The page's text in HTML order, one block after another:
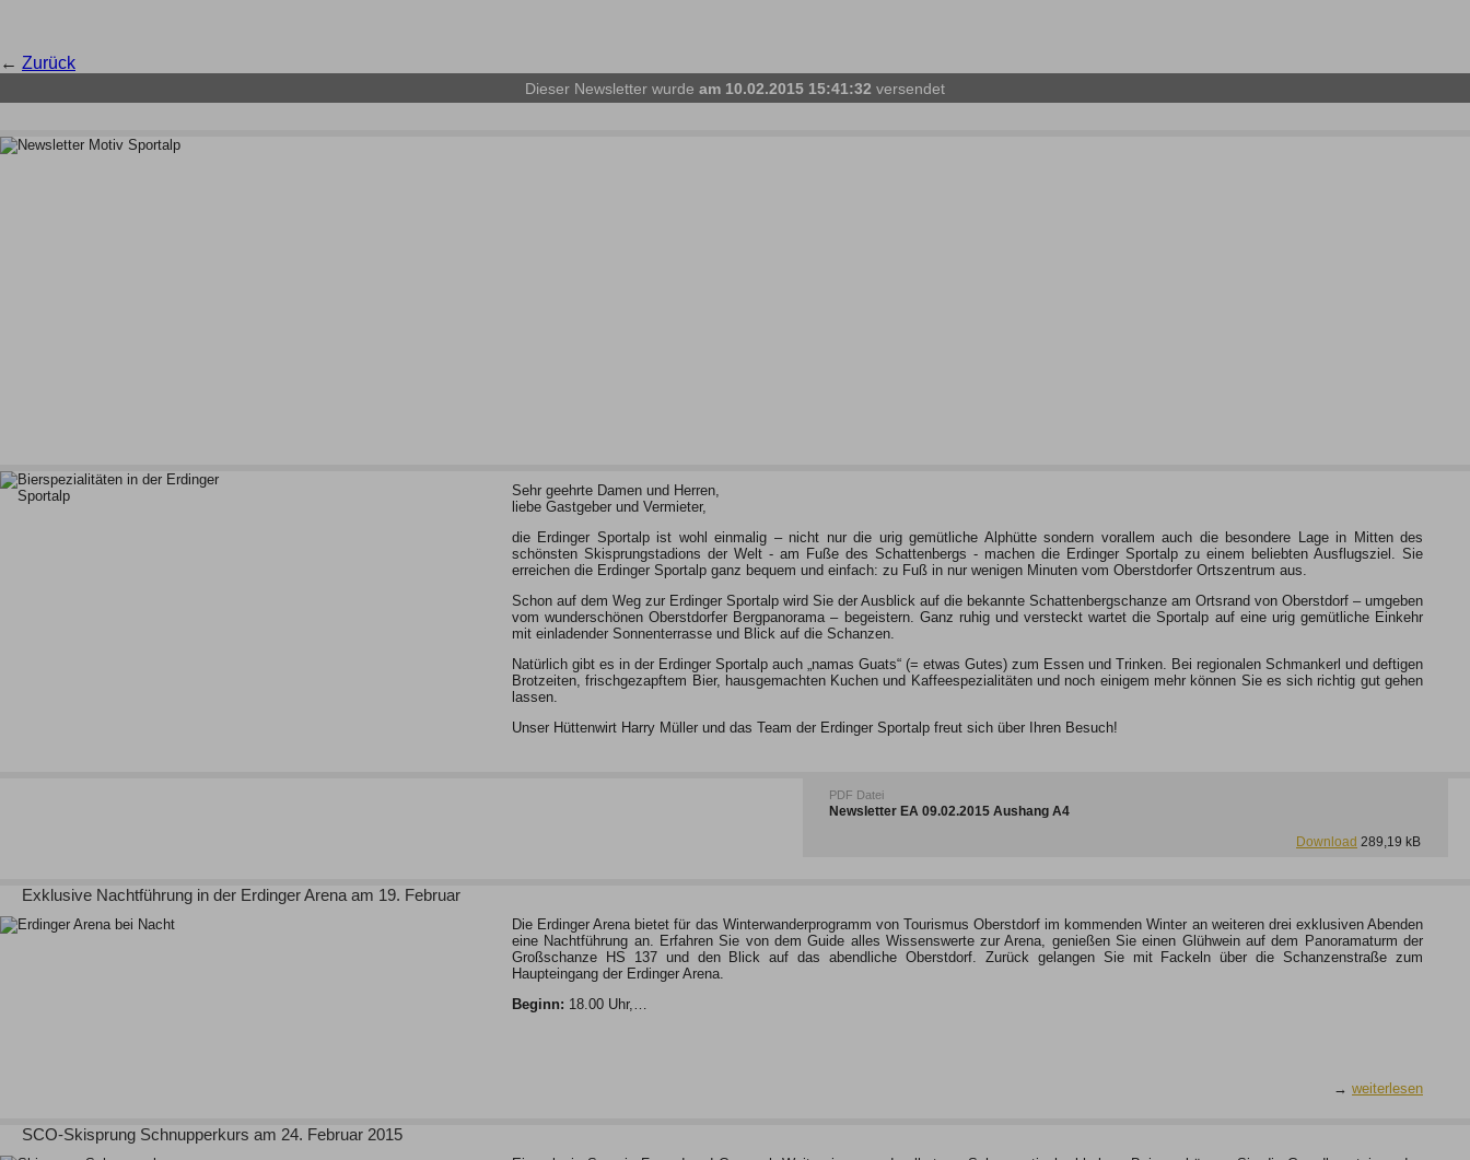
← Zurück
Dieser Newsletter wurde am 10.02.2015 15:41:32 versendet
Sehr geehrte Damen und Herren,
liebe Gastgeber und Vermieter,
die Erdinger Sportalp ist wohl einmalig – nicht nur die urig gemütliche Alphütte sondern vorallem auch die besondere Lage in Mitten des
schönsten Skisprungstadions der Welt - am Fuße des Schattenbergs - machen die Erdinger Sportalp zu einem beliebten Ausflugsziel. Sie
erreichen die Erdinger Sportalp ganz bequem und einfach: zu Fuß in nur wenigen Minuten vom Oberstdorfer Ortszentrum aus.
Schon auf dem Weg zur Erdinger Sportalp wird Sie der Ausblick auf die bekannte Schattenbergschanze am Ortsrand von Oberstdorf – umgeben
vom wunderschönen Oberstdorfer Bergpanorama – begeistern. Ganz ruhig und versteckt wartet die Sportalp auf eine urig gemütliche Einkehr
mit einladender Sonnenterrasse und Blick auf die Schanzen.
Natürlich gibt es in der Erdinger Sportalp auch „namas Guats“ (= etwas Gutes) zum Essen und Trinken. Bei regionalen Schmankerl und deftigen
Brotzeiten, frischgezapftem Bier, hausgemachten Kuchen und Kaffeespezialitäten und noch einigem mehr können Sie es sich richtig gut gehen
lassen.
Unser Hüttenwirt Harry Müller und das Team der Erdinger Sportalp freut sich über Ihren Besuch!
PDF Datei
Newsletter EA 09.02.2015 Aushang A4
Download 289,19 kB
Exklusive Nachtführung in der Erdinger Arena am 19. Februar
Die Erdinger Arena bietet für das Winterwanderprogramm von Tourismus Oberstdorf im kommenden Winter an weiteren drei exklusiven Abenden
eine Nachtführung an. Erfahren Sie von dem Guide alles Wissenswerte zur Arena, genießen Sie einen Glühwein auf dem Panoramaturm der
Großschanze HS 137 und den Blick auf das abendliche Oberstdorf. Zurück gelangen Sie mit Fackeln über die Schanzenstraße zum
Haupteingang der Erdinger Arena.
Beginn: 18.00 Uhr,…
→ weiterlesen
SCO-Skisprung Schnupperkurs am 24. Februar 2015